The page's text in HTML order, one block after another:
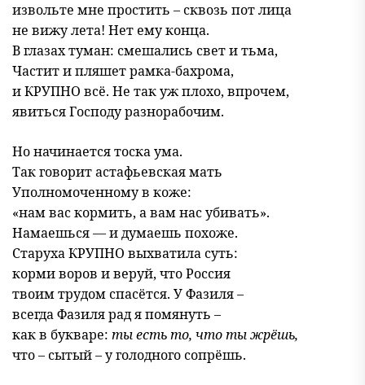
извольте мне простить – сквозь пот лица
не вижу лета! Нет ему конца.
В глазах туман: смешались свет и тьма,
Частит и пляшет рамка-бахрома,
и КРУПНО всё. Не так уж плохо, впрочем,
явиться Господу разнорабочим.
Но начинается тоска ума.
Так говорит астафьевская мать
Уполномоченному в коже:
«нам вас кормить, а вам нас убивать».
Намаешься — и думаешь похоже.
Старуха КРУПНО выхватила суть:
корми воров и веруй, что Россия
твоим трудом спасётся. У Фазиля –
всегда Фазиля рад я помянуть –
как в букваре: ты есть то, что ты жрёшь,
что – сытый – у голодного сопрёшь.